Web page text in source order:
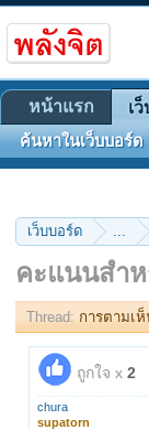
เว็บบอร์ด ...
คะแนนสำ
Thread: การตามเ
ถูกใจ x 2
chura
supatorn
หน้าแรก เ
ค้นหาในเว็บบอร์ด